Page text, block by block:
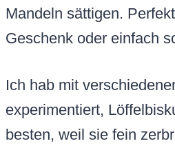
Mandeln sättigen.
Geschenk oder einfach
Ich hab mit
experimentiert,
besten, weil sie fein